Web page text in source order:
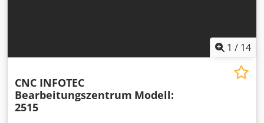
1 / 14
CNC INFOTEC
Bearbeitungszentrum Modell:
2515